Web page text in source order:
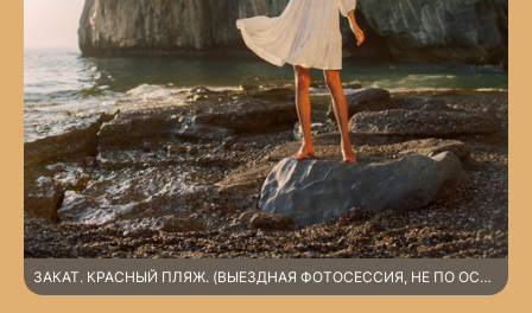
ЗАКАТ. КРАСНЫЙ ПЛЯЖ. (ВЫЕЗДНАЯ ФОТОСЕССИЯ, НЕ ПО ОСНОВНОМУ ПРАЙСУ).